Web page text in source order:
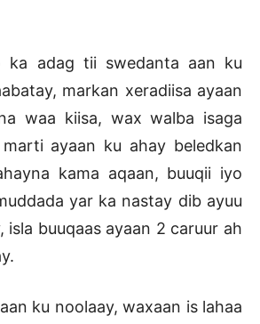
ka adag tii swedanta aan ku
markan xeradiisa ayaan
waa kiisa, wax walba isaga
ayaan ku ahay beledkan
kama aqaan, buuqii iyo
yar ka nastay dib ayuu
isla buuqaas ayaan 2 caruur ah
ku noolaay, waxaan is lahaa